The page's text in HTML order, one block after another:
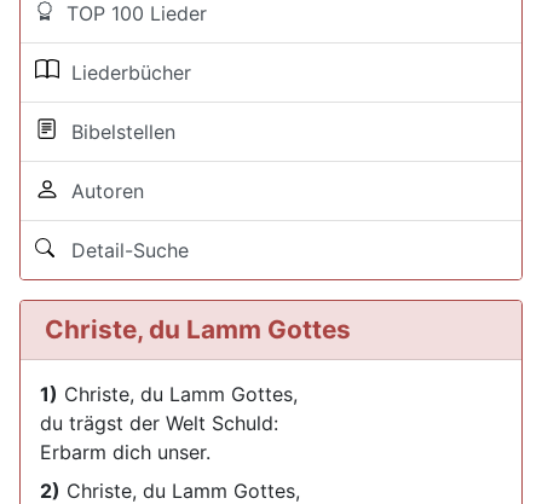
TOP 100 Lieder
Liederbücher
Bibelstellen
Autoren
Detail-Suche
Christe, du Lamm Gottes
1) Christe, du Lamm Gottes,
du trägst der Welt Schuld:
Erbarm dich unser.
2) Christe, du Lamm Gottes,